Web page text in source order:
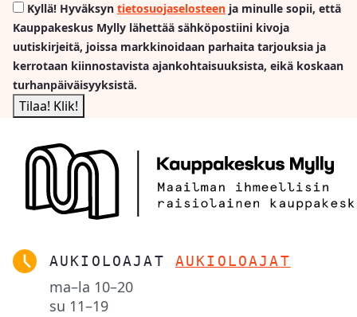
Kyllä! Hyväksyn tietosuojaselosteen ja minulle sopii, että
Kauppakeskus Mylly lähettää sähköpostiini kivoja
uutiskirjeitä, joissa markkinoidaan parhaita tarjouksia ja
kerrotaan kiinnostavista ajankohtaisuuksista, eikä koskaan
turhanpäiväisyyksistä.
AUKIOLOAJAT AUKIOLOAJAT
ma–la 10–20
su 11–19